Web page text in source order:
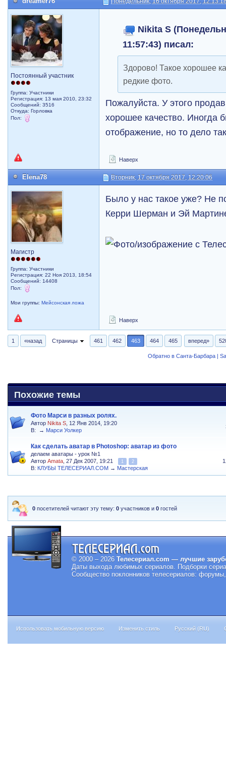
Постоянный участник
Группа: Участники
Регистрация: 13 мая 2010, 23:32
Сообщений: 3516
Откуда: Горловка
Пол:
Nikita S
11:57:43) писал:
Здорово! Такое хорошее
редкие фото.
Пожалуйста. У этого
хорошее качество. Иногда
отображение, но то дело
Наверх
Elena78 Вторник, 17 октября 2017, 12:20:06
Магистр
Группа: Участники
Регистрация: 22 Ноя 2013, 18:54
Сообщений: 14408
Пол:
Мои группы:Мейсонская ложа
Было у нас такое уже? Не
Керри Шерман и Эй
Наверх
1 «назад Страницы 461 462 463 464 465 вперед»
Обратно в Санта-Барбара |
Похожие темы
Фото Марси в разных ролях.
Автор Nikita S , 12 Янв 2014, 19:20
В:
→ Марси Уолкер
Как сделать аватар в Photoshop: аватар из фото
делаем аватары - урок №1
АвторAmata , 27 Дек 2007, 19:21 1 2
В: КЛУБЫ ТЕЛЕСЕРИАЛ.COM → Мастерская
0 посетителей читают эту тему:0 участников и0 гостей
© 2000 – 2026 Телесериал.com — лучшие
Даты выхода любимых сериалов.
Подборки
Сообщество поклонников телесериалов:
Использовать мобильную версию Изменить стиль Русский (RU)